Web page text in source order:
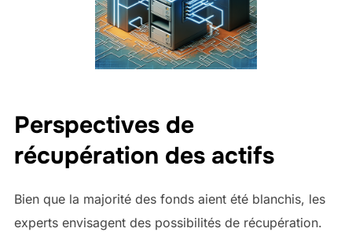
Perspectives de
récupération des actifs
Bien que la majorité des fonds aient été blanchis, les
experts envisagent des possibilités de récupération.